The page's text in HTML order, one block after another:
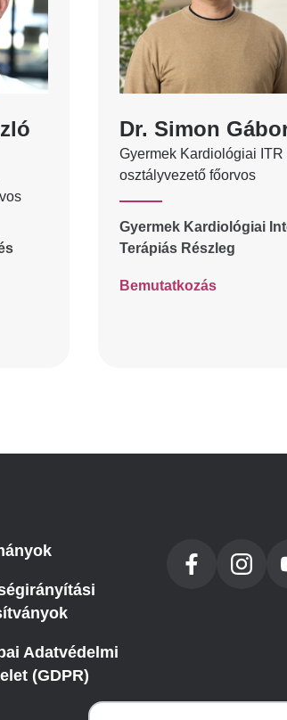
Dr. Simon
Gyermek Kardiológiai ITR
osztályvezető főorvos
Gyermek Kardiológiai
Terápiás Részleg
Bemutatkozás
Adatvédelmi
(GDPR)